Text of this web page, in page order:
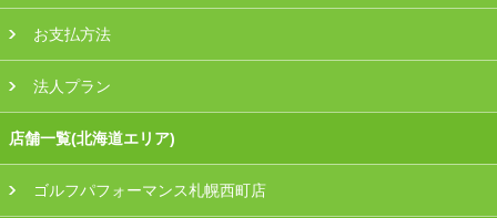
お支払方法
法人プラン
店舗一覧(北海道エリア)
ゴルフパフォーマンス札幌西町店